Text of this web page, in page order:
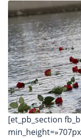
[et_pb_section